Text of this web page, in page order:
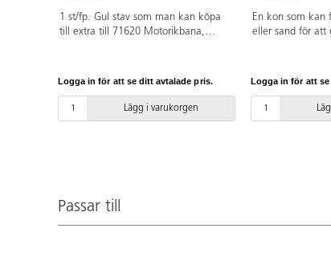
1 st/fp. Gul stav som man kan köpa
till extra till 71620 Motorikbana,
Logga in för att se ditt avtalade pris.
Lägg i varukorgen
En kon som kan
eller sand för att
Logga in för att
Passar till